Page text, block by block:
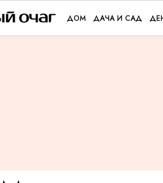
ДОМ ДАЧА И САД